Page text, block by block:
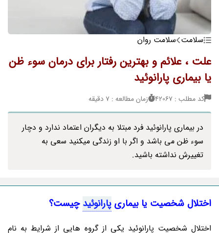
سلامت سلامت روان
علت ، علائم و بهترین رفتار برای درمان سوء ظن
یا بیماری پارانوئید
کد مطلب : 42067 زمان مطالعه : 7 دقیقه
در بیماری پارانوئید فرد مبتلا به دیگران اعتماد ندارد و دچار
سوء ظن می باشد و اگر با او زندگی میکنید سعی به
تغییرش نداشته باشید.
اختلال شخصیت یا بیماری پارانوئید چیست؟
اختلال شخصیت پارانوئید یکی از گروه هایی از شرایط به نام